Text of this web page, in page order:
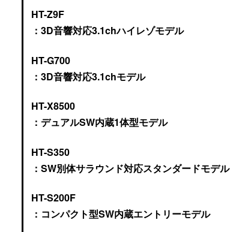
HT-Z9F
：3D音響対応3.1chハイレゾモデル
HT-G700
：3D音響対応3.1chモデル
HT-X8500
：デュアルSW内蔵1体型モデル
HT-S350
：SW別体サラウンド対応スタンダードモデル
HT-S200F
：コンパクト型SW内蔵エントリーモデル